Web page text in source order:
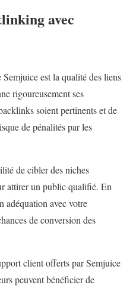
avec
est la qualité des liens
rigoureusement ses
soient pertinents et de
de pénalités par les
de cibler des niches
attirer un public qualifié. En
adéquation avec votre
de conversion des
client offerts par Semjuice
peuvent bénéficier de